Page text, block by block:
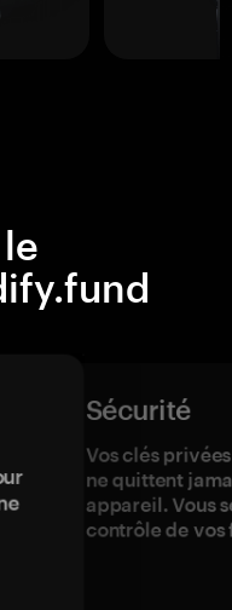
Sécurité
Vos clés
ne quittent
appareil. Vous
contrôle de vos